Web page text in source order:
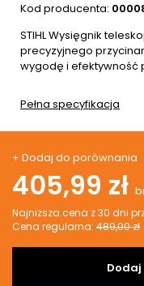
Kod producenta:
STIHL Wysięgnik
precyzyjnego
wygodę i efektywność
Pełna specyfikacja
+ Dodaj do porównania
405,99 zł
Najniższa cena z 30 dni
Cena regularna: 489,00 zł
Dodaj